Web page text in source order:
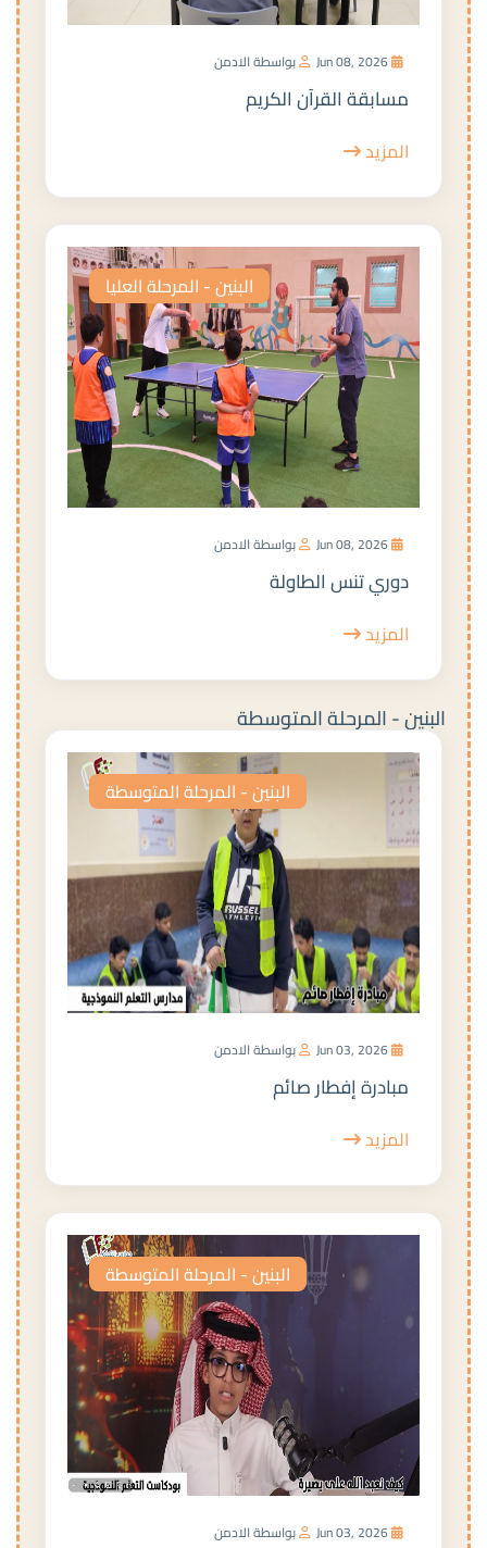
بواسطة الادمن
مسابقة القرآن الكريم
المزيد
البنين - المرحلة العليا
بواسطة الادمن
دوري تنس الطاولة
المزيد
البنين - المرحلة المتوسطة
البنين - المرحلة المتوسطة
بواسطة الادمن
مبادرة إفطار صائم
المزيد
البنين - المرحلة المتوسطة
بواسطة الادمن